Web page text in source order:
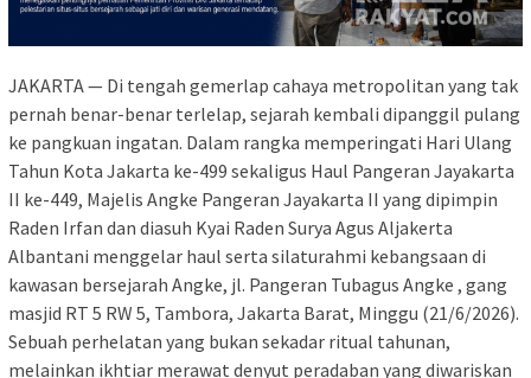
JAKARTA — Di tengah gemerlap cahaya metropolitan yang tak
pernah benar-benar terlelap, sejarah kembali dipanggil pulang
ke pangkuan ingatan. Dalam rangka memperingati Hari Ulang
Tahun Kota Jakarta ke-499 sekaligus Haul Pangeran Jayakarta
II ke-449, Majelis Angke Pangeran Jayakarta II yang dipimpin
Raden Irfan dan diasuh Kyai Raden Surya Agus Aljakerta
Albantani menggelar haul serta silaturahmi kebangsaan di
kawasan bersejarah Angke, jl. Pangeran Tubagus Angke , gang
masjid RT 5 RW 5, Tambora, Jakarta Barat, Minggu (21/6/2026).
Sebuah perhelatan yang bukan sekadar ritual tahunan,
melainkan ikhtiar merawat denyut peradaban yang diwariskan